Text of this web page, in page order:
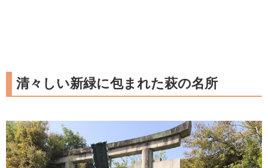
清々しい新緑に包まれた萩の名所